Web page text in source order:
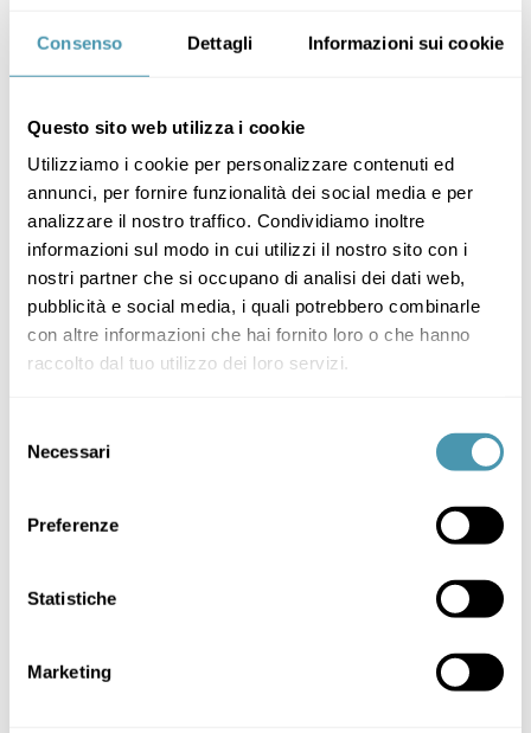
Consenso Dettagli Informazioni sui cookie
Questo sito web utilizza i cookie
Utilizziamo i cookie per personalizzare contenuti ed
annunci, per fornire funzionalità dei social media e per
analizzare il nostro traffico. Condividiamo inoltre
informazioni sul modo in cui utilizzi il nostro sito con i
nostri partner che si occupano di analisi dei dati web,
pubblicità e social media, i quali potrebbero combinarle
con altre informazioni che hai fornito loro o che hanno
raccolto dal tuo utilizzo dei loro servizi.
delNecessari
Preferenze
Statistiche
Marketing